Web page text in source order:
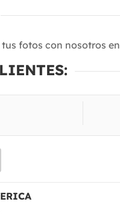
tus fotos con nosotros en